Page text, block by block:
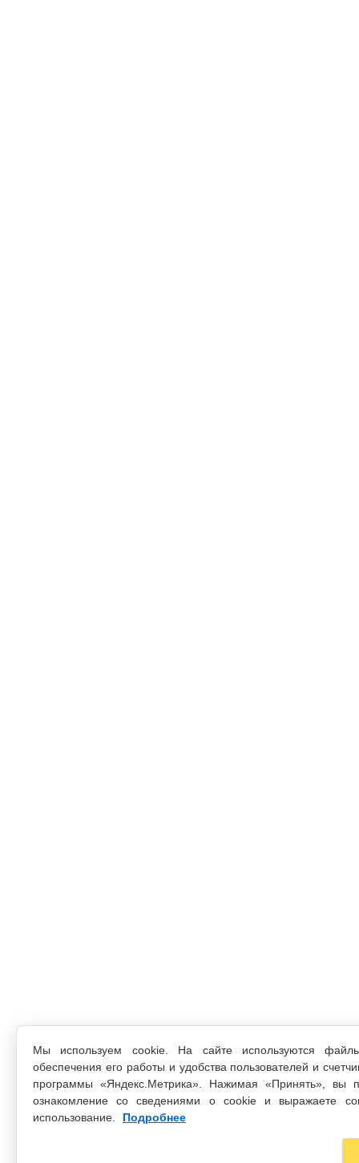
Мы используем cookie. На сайте используются
обеспечения его работы и удобства пользователей и
программы «Яндекс.Метрика». Нажимая «Принять», вы
ознакомление со сведениями о cookie и выражаете
использование.
Подробнее